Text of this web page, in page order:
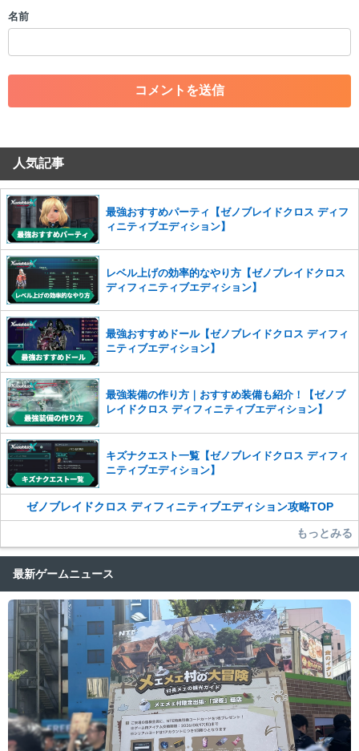
・一度削除された投稿を再び投稿すること
・アカウントの売買など金銭が絡む内容の投稿
・各ゲームのネタバレを含む内容の投稿
・その他、管理者が不適切と判断した投稿
コメントの削除を申請する
せていただきます。ご了承ください。
※一度削除したコメントは復元ができませんのでご注意くだ
さい。
また、過度な利用規約の違反や、弊社に損害の及ぶ内容の書き込みがあ
った場合は、法的措置をとらせていただく場合もございますので、あら
かじめご理解くださいませ。
名前
人気記事
最強おすすめパーティ【ゼノブレイドクロス ディフ
ィニティブエディション】
レベル上げの効率的なやり方【ゼノブレイドクロス
ディフィニティブエディション】
最強おすすめドール【ゼノブレイドクロス ディフィ
ニティブエディション】
最強装備の作り方｜おすすめ装備も紹介！【ゼノブ
レイドクロス ディフィニティブエディション】
キズナクエスト一覧【ゼノブレイドクロス ディフィ
ニティブエディション】
ゼノブレイドクロス ディフィニティブエディション攻略TOP
もっとみる
最新ゲームニュース